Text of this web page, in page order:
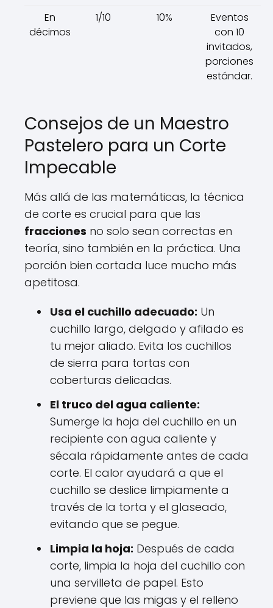
En
décimos
1/10 10%
Eventos
con 10
invitados,
porciones
estándar.
Consejos de un Maestro
Pastelero para un Corte
Impecable
Más allá de las matemáticas, la técnica
de corte es crucial para que las
fracciones no solo sean correctas en
teoría, sino también en la práctica. Una
porción bien cortada luce mucho más
apetitosa.
Usa el cuchillo adecuado: Un
cuchillo largo, delgado y afilado es
tu mejor aliado. Evita los cuchillos
de sierra para tortas con
coberturas delicadas.
El truco del agua caliente:
Sumerge la hoja del cuchillo en un
recipiente con agua caliente y
sécala rápidamente antes de cada
corte. El calor ayudará a que el
cuchillo se deslice limpiamente a
través de la torta y el glaseado,
evitando que se pegue.
Limpia la hoja: Después de cada
corte, limpia la hoja del cuchillo con
una servilleta de papel. Esto
previene que las migas y el relleno